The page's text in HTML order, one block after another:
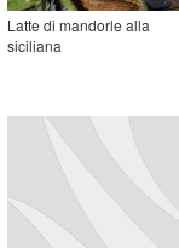
Latte di mandorle alla
siciliana